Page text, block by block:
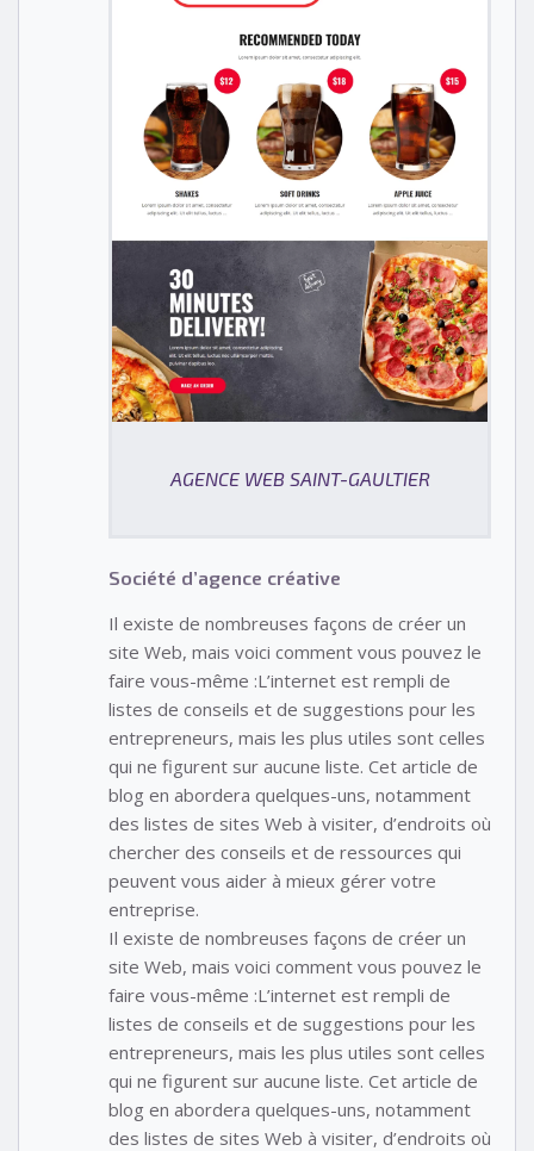
AGENCE WEB SAINT-GAULTIER
Société d’agence créative
Il existe de nombreuses façons de créer un
site Web, mais voici comment vous pouvez le
faire vous-même :L’internet est rempli de
listes de conseils et de suggestions pour les
entrepreneurs, mais les plus utiles sont celles
qui ne figurent sur aucune liste. Cet article de
blog en abordera quelques-uns, notamment
des listes de sites Web à visiter, d’endroits où
chercher des conseils et de ressources qui
peuvent vous aider à mieux gérer votre
entreprise.
Il existe de nombreuses façons de créer un
site Web, mais voici comment vous pouvez le
faire vous-même :L’internet est rempli de
listes de conseils et de suggestions pour les
entrepreneurs, mais les plus utiles sont celles
qui ne figurent sur aucune liste. Cet article de
blog en abordera quelques-uns, notamment
des listes de sites Web à visiter, d’endroits où